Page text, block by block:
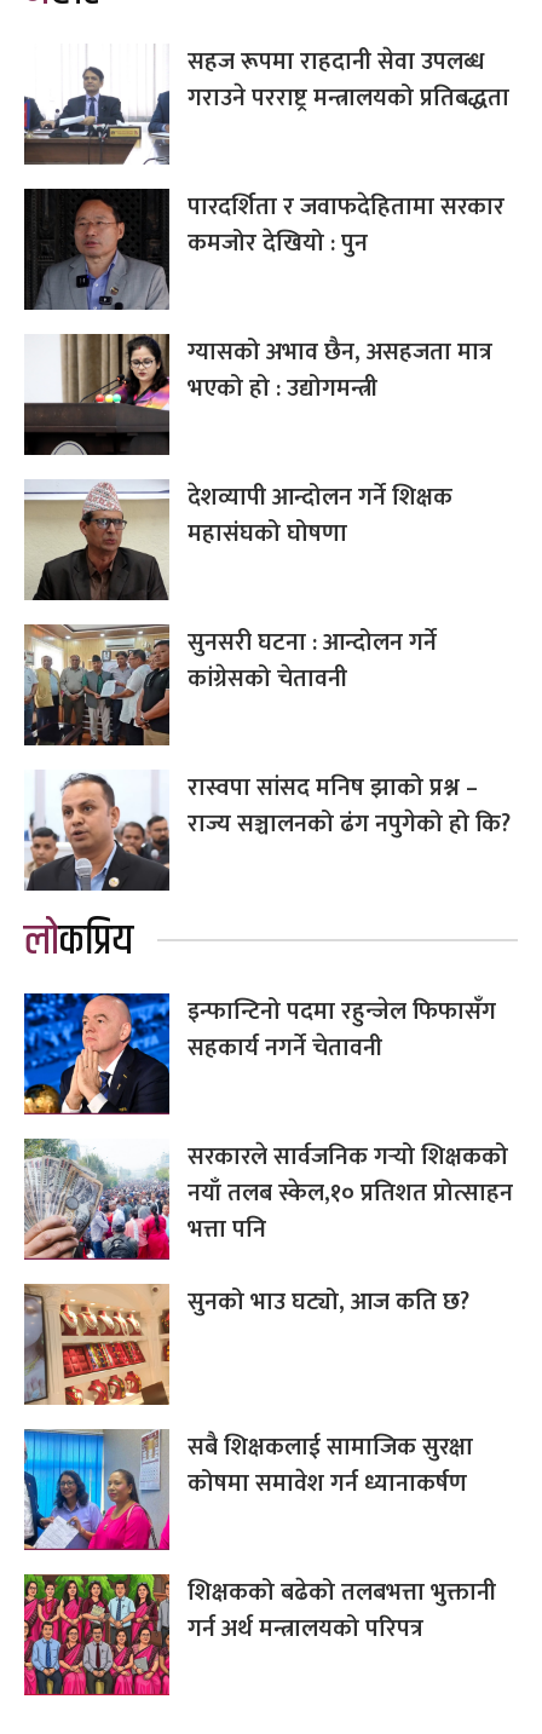
सहज रूपमा राहदानी सेवा उपलब्ध
गराउने परराष्ट्र मन्त्रालयको प्रतिबद्धता
पारदर्शिता र जवाफदेहितामा सरकार
कमजोर देखियो : पुन
ग्यासको अभाव छैन, असहजता मात्र
भएको हो : उद्योगमन्त्री
देशव्यापी आन्दोलन गर्ने शिक्षक
महासंघको घोषणा
सुनसरी घटना : आन्दोलन गर्ने
कांग्रेसको चेतावनी
रास्वपा सांसद मनिष झाको प्रश्न –
राज्य सञ्चालनको ढंग नपुगेको हो कि?
लोकप्रिय
इन्फान्टिनो पदमा रहुन्जेल फिफासँग
सहकार्य नगर्ने चेतावनी
सरकारले सार्वजनिक गर्‍यो शिक्षकको
नयाँ तलब स्केल,१० प्रतिशत प्रोत्साहन
भत्ता पनि
सुनको भाउ घट्यो, आज कति छ?
सबै शिक्षकलाई सामाजिक सुरक्षा
कोषमा समावेश गर्न ध्यानाकर्षण
शिक्षकको बढेको तलबभत्ता भुक्तानी
गर्न अर्थ मन्त्रालयको परिपत्र